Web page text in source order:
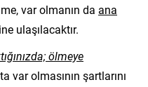
var olmanın da ana
ulaşılacaktır.
ölmeye
var olmasının şartlarını